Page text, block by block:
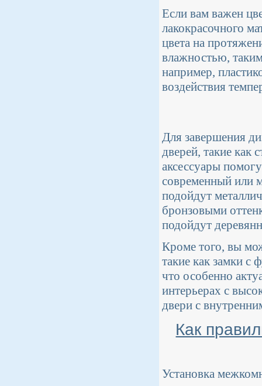
Если вам важен
лакокрасочного
цвета на
влажностью,
например,
воздействия
Для завершения
дверей, такие как
аксессуары
современный или
подойдут
бронзовыми
подойдут
Кроме того, вы
такие как замки с
что особенно
интерьерах с
двери с
Как
Установка